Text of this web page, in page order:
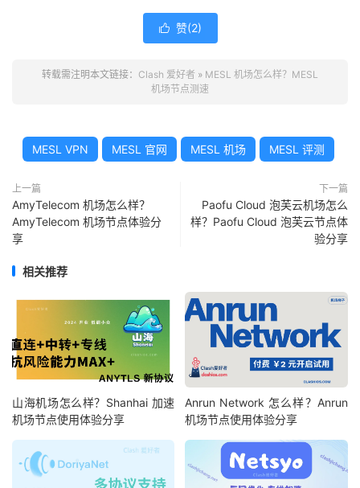
 赞(2)
转载需注明本文链接： Clash 爱好者 » MESL 机场怎么样？MESL
机场节点测速
MESL VPN MESL 官网 MESL 机场 MESL 评测
上一篇
AmyTelecom 机场怎么样？
AmyTelecom 机场节点体验分
享
下一篇
Paofu Cloud 泡芙云机场怎么
样？Paofu Cloud 泡芙云节点体
验分享
相关推荐
山海机场怎么样？Shanhai 加速
机场节点使用体验分享
Anrun Network 怎么样？Anrun
机场节点使用体验分享